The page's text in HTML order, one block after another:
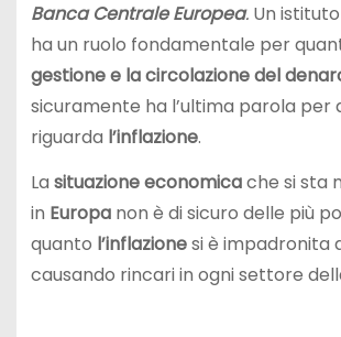
Banca Centrale Europea.Un
ha un ruolo fondamentale per
gestione e la circolazione del
sicuramente ha l’ultima parola per
riguarda l’inflazione.
La situazione economicache si sta
in Europanon è di sicuro delle più
quanto l’inflazionesi è impadronita
causando rincari in ogni settore